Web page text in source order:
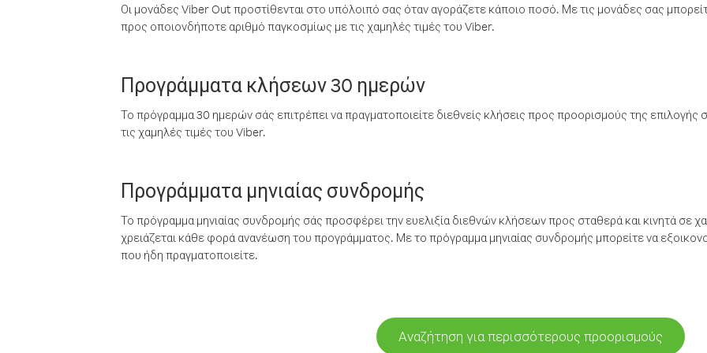
Οι μονάδες Viber Out προστίθενται στο υπόλοιπό σας όταν αγοράζετε κάποιο ποσό. Με τις μονάδες σας
προς οποιονδήποτε αριθμό παγκοσμίως με τις χαμηλές τιμές του Viber.
Προγράμματα κλήσεων 30 ημερών
Το πρόγραμμα 30 ημερών σάς επιτρέπει να πραγματοποιείτε διεθνείς κλήσεις προς προορισμούς της επιλογής
τις χαμηλές τιμές του Viber.
Προγράμματα μηνιαίας συνδρομής
Το πρόγραμμα μηνιαίας συνδρομής σάς προσφέρει την ευελιξία διεθνών κλήσεων προς σταθερά και κινητά σε
χρειάζεται κάθε φορά ανανέωση του προγράμματος. Με το πρόγραμμα μηνιαίας συνδρομής μπορείτε να
που ήδη πραγματοποιείτε.
Αναζήτηση για περισσότερους προορισμούς